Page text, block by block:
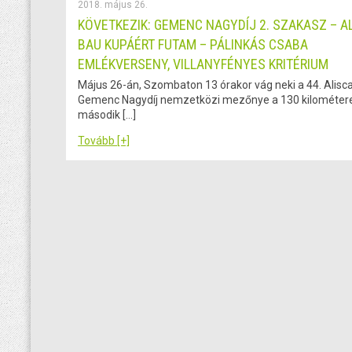
2018. május 26.
KÖVETKEZIK: GEMENC NAGYDÍJ 2. SZAKASZ –
BAU KUPÁÉRT FUTAM – PÁLINKÁS CSABA
EMLÉKVERSENY, VILLANYFÉNYES KRITÉRIUM
Május 26-án, Szombaton 13 órakor vág neki a 44.
Gemenc Nagydíj nemzetközi mezőnye a 130
második […]
Tovább [+]